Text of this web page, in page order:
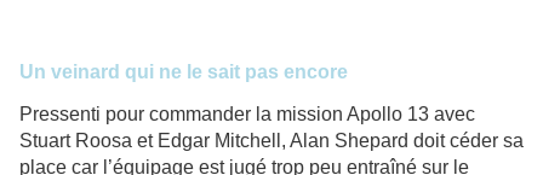
Un veinard qui ne le sait pas encore
Pressenti pour commander la mission Apollo 13 avec
Stuart Roosa et Edgar Mitchell, Alan Shepard doit céder sa
place car l’équipage est jugé trop peu entraîné sur le